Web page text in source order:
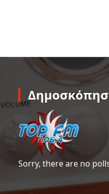
Sorry, there are no